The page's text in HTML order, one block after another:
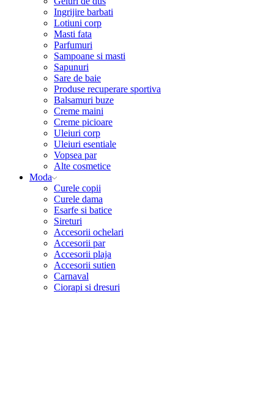
Ingrijire barbati
Lotiuni corp
Masti fata
Parfumuri
Sampoane si masti
Sapunuri
Sare de baie
Produse recuperare sportiva
Balsamuri buze
Creme maini
Creme picioare
Uleiuri corp
Uleiuri esentiale
Vopsea par
Alte cosmetice
Moda
Curele copii
Curele dama
Esarfe si batice
Sireturi
Accesorii ochelari
Accesorii par
Accesorii plaja
Accesorii sutien
Carnaval
Ciorapi si dresuri